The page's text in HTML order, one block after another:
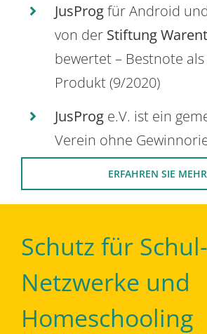
JusProgfür Android
von der Stiftung
bewertet – Bestnote
Produkt (9/2020)
JusProg e.V. ist ein
Verein ohne
ERFAHREN SIE MEHR
Schutz für Schul-
Netzwerke und
Homeschooling